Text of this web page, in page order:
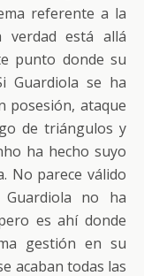
referente a la
verdad está allá
punto donde su
Guardiola se ha
posesión, ataque
de triángulos y
ha hecho suyo
No parece válido
Guardiola no ha
es ahí donde
gestión en su
acaban todas las